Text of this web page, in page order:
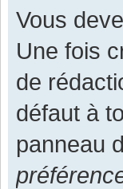
Vous
Une fois
de
défaut à
panneau